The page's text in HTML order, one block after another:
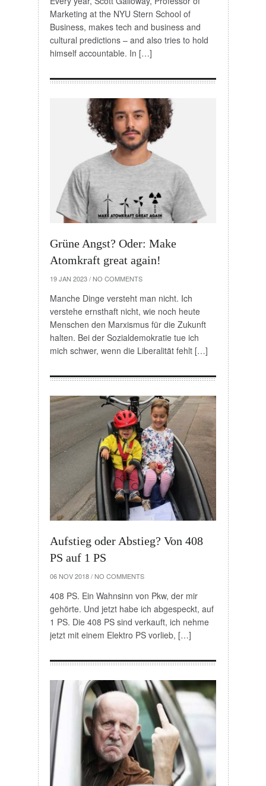
Marketing at the NYU Stern School of
Business, makes tech and business and
cultural predictions – and also tries to hold
himself accountable. In […]
Grüne Angst? Oder: Make
Atomkraft great again!
19 JAN 2023 / NO COMMENTS
Manche Dinge versteht man nicht. Ich
verstehe ernsthaft nicht, wie noch heute
Menschen den Marxismus für die Zukunft
halten. Bei der Sozialdemokratie tue ich
mich schwer, wenn die Liberalität fehlt […]
Aufstieg oder Abstieg? Von 408
PS auf 1 PS
06 NOV 2018 / NO COMMENTS
408 PS. Ein Wahnsinn von Pkw, der mir
gehörte. Und jetzt habe ich abgespeckt, auf
1 PS. Die 408 PS sind verkauft, ich nehme
jetzt mit einem Elektro PS vorlieb, […]